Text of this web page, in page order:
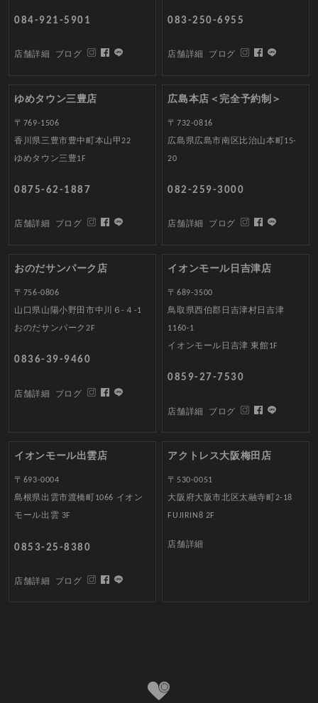
084-921-5901
店舗詳細 ブログ
083-250-6955
店舗詳細 ブログ
ゆめタウン三豊店
〒769-1506
香川県三豊市豊中町本山甲22
ゆめタウン三豊1F
0875-62-1887
店舗詳細 ブログ
広島本店＜完全予約制＞
〒732-0816
広島県広島市南区比治山本町15-
20
082-259-3000
店舗詳細 ブログ
おのだサンパーク店
〒756-0806
山口県山陽小野田市中川６-４-1
おのだサンパーク2F
0836-39-9460
店舗詳細 ブログ
イオンモール日吉津店
〒689-3500
鳥取県西伯郡日吉津村日吉津
1160-1
イオンモール日吉津 東館1F
0859-27-7530
店舗詳細 ブログ
イオンモール出雲店
〒693-0004
島根県出雲市渡橋町1066 イオン
モール出雲 3F
0853-25-8380
店舗詳細 ブログ
アクトレス大阪梅田店
〒530-0051
大阪府大阪市北区太融寺町2-18
FUJIRIN8 2F
店舗詳細